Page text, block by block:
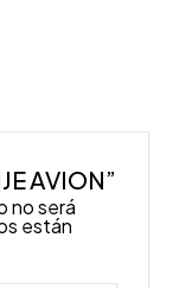
AVION”
no será
están